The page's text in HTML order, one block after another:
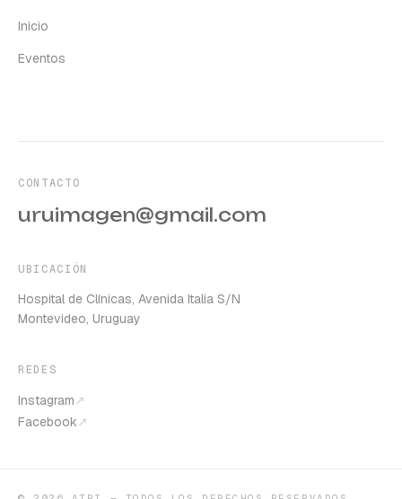
Inicio
Eventos
CONTACTO
uruimagen@gmail.com
UBICACIÓN
Hospital de Clínicas, Avenida Italia S/N
Montevideo, Uruguay
REDES
Instagram↗
Facebook↗